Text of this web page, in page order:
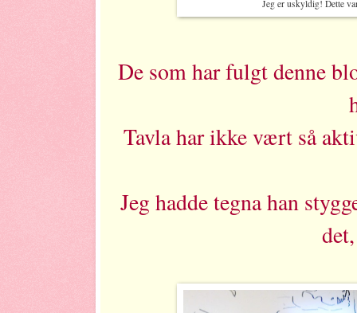
Jeg er uskyldig! Dette
De som har fulgt denne
Tavla har ikke vært så
Jeg hadde tegna han